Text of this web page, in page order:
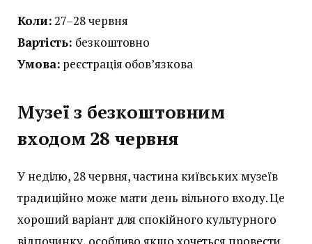
Коли:27–28 червня
Вартість: безкоштовно
Умова: реєстрація обов’язкова
Музеї з безкоштовним
входом 28 червня
У неділю, 28 червня, частина київських музеїв
традиційно може мати день вільного входу. Це
хороший варіант для спокійного культурного